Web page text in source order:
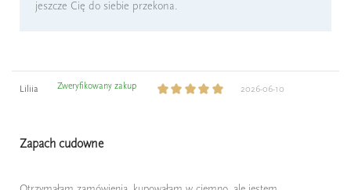
jeszcze Cię do siebie przekona.
Liliia Zweryfikowany zakup 2026-06-10
Zapach cudowne